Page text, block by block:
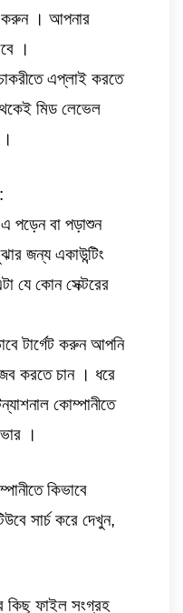
করুন । আপনার
।
এপ্লাই করতে
মিড লেভেল
পড়েন বা পড়াশুন
জন্য একাউন্টিং
যে কোন সেক্টরের
টার্গেট করুন আপনি
করতে চান । ধরে
কোম্পানীতে
।
কিভাবে
সার্চ করে দেখুন,
কিছু ফাইল সংগ্রহ